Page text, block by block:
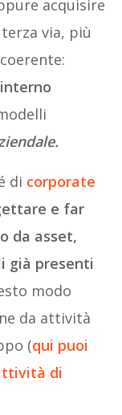
acquisire
via, più
di corporate
e far
da asset,
già presenti
modo
da attività
(qui puoi
di